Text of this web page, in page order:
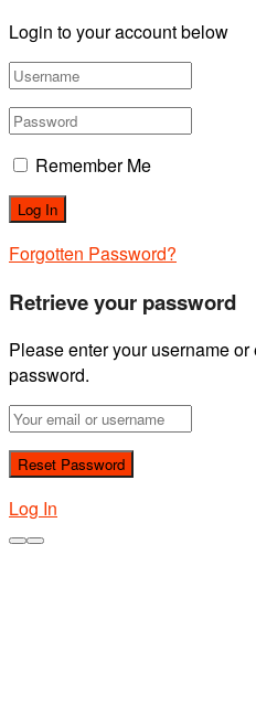
Login to your account below
Remember Me
Forgotten Password?
Retrieve your password
Please enter your username
password.
Log In